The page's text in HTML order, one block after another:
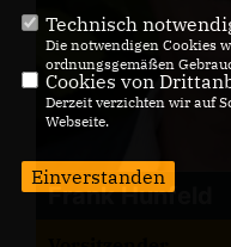
Frank Hunfeld
Technisch
Die notwendigen Cookies
ordnungsgemäßen
Cookies von
Derzeit verzichten wir auf
Webseite.
Einverstanden